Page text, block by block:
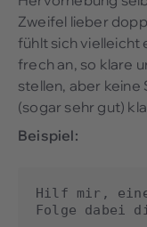
Zweifel lieber
fühlt sich vielleicht
frech an, so klare
stellen, aber
(sogar sehr gut)
Beispiel:
Hilf mir,
Folge dabei